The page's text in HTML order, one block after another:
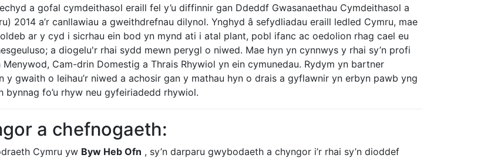
a gofal cymdeithasol eraill fel y’u diffinnir gan Ddeddf Gwasanaethau Cymdeithasol a
2014 a’r canllawiau a gweithdrefnau dilynol. Ynghyd â sefydliadau eraill ledled Cymru, mae
ar y cyd i sicrhau ein bod yn mynd ati i atal plant, pobl ifanc ac oedolion rhag cael eu
a diogelu'r rhai sydd mewn perygl o niwed. Mae hyn yn cynnwys y rhai sy’n profi
Menywod, Cam-drin Domestig a Thrais Rhywiol yn ein cymunedau. Rydym yn bartner
y gwaith o leihau’r niwed a achosir gan y mathau hyn o drais a gyflawnir yn erbyn pawb yng
bynnag fo’u rhyw neu gyfeiriadedd rhywiol.
a chefnogaeth:
Cymru yw Byw Heb Ofn , sy’n darparu gwybodaeth a chyngor i’r rhai sy’n dioddef